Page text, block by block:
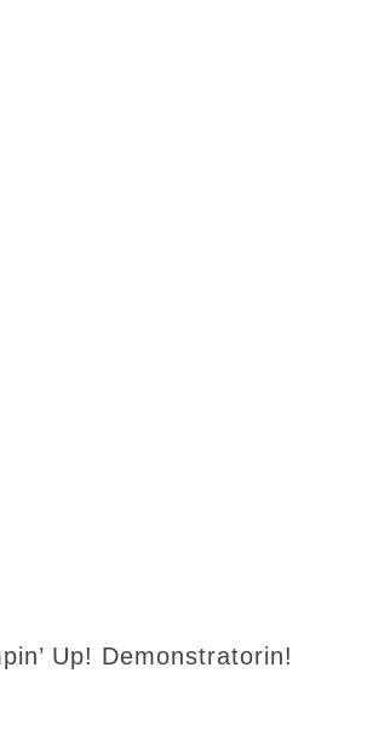
Up! Demonstratorin!